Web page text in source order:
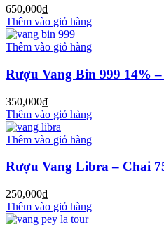
650,000₫
Thêm vào giỏ hàng
Thêm vào giỏ hàng
Rượu Vang Bin 999 14%
350,000₫
Thêm vào giỏ hàng
Thêm vào giỏ hàng
Rượu Vang Libra – Chai
250,000₫
Thêm vào giỏ hàng